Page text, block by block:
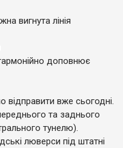
вигнута лінія
доповнює
вже сьогодні.
та заднього
тунелю).
люверси під штатні